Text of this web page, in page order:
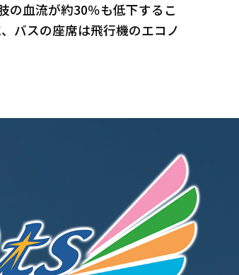
の血流が約30％も低下するこ
バスの座席は飛行機のエコノ